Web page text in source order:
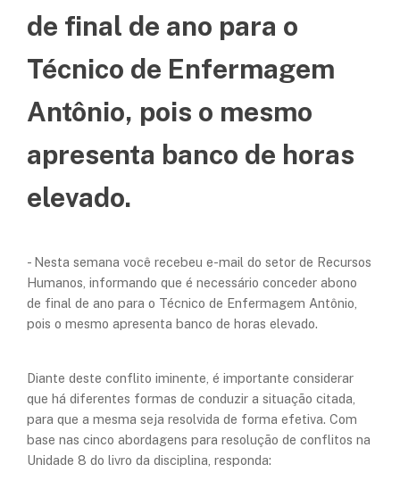
de final de ano para o
Técnico de Enfermagem
Antônio, pois o mesmo
apresenta banco de horas
elevado.
- Nesta semana você recebeu e-mail do setor de Recursos
Humanos, informando que é necessário conceder abono
de final de ano para o Técnico de Enfermagem Antônio,
pois o mesmo apresenta banco de horas elevado.
Diante deste conflito iminente, é importante considerar
que há diferentes formas de conduzir a situação citada,
para que a mesma seja resolvida de forma efetiva. Com
base nas cinco abordagens para resolução de conflitos na
Unidade 8 do livro da disciplina, responda: